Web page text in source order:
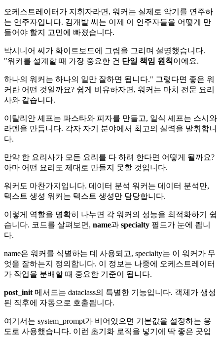
오케스트레이터가 지휘자라면, 워커는 실제로 악기를 연주하
는 연주자입니다. 김개발 씨는 이제 이 연주자들을 어떻게 만
들어야 할지 고민에 빠졌습니다.
박시니어 씨가 화이트보드에 그림을 그리며 설명했습니다.
"워커를 설계할 때 가장 중요한 건 단일 책임 원칙이에요.
하나의 워커는 하나의 일만 잘하면 됩니다." 그렇다면 좋은 워
커란 어떤 것일까요? 쉽게 비유하자면, 워커는 마치 전문 요리
사와 같습니다.
이탈리안 셰프는 파스타와 피자를 만들고, 일식 셰프는 스시와
라멘을 만듭니다. 각자 자기 분야에서 최고의 실력을 발휘합니
다.
만약 한 요리사가 모든 요리를 다 하려 한다면 어떻게 될까요?
아마 어떤 요리도 제대로 만들지 못할 것입니다.
워커도 마찬가지입니다. 데이터 분석 워커는 데이터 분석만,
텍스트 생성 워커는 텍스트 생성만 담당합니다.
이렇게 역할을 명확히 나누면 각 워커의 성능을 최적화하기 쉽
습니다. 코드를 살펴보면, name과 specialty 필드가 눈에 띕니
다.
name은 워커를 식별하는 데 사용되고, specialty는 이 워커가 무
엇을 잘하는지 정의합니다. 이 정보는 나중에 오케스트레이터
가 작업을 분배할 때 중요한 기준이 됩니다.
post_init 메서드는 dataclass의 특별한 기능입니다. 객체가 생성
된 직후에 자동으로 호출됩니다.
여기서는 system_prompt가 비어있으면 기본값을 설정하는 용
도로 사용했습니다. 이런 초기화 로직을 넣기에 딱 좋은 곳입